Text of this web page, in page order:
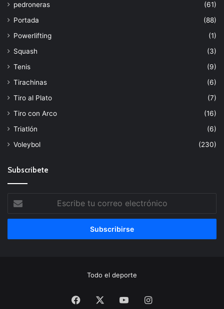
pedroneras
(61)
Portada
(88)
Powerlifting
(1)
Squash
(3)
Tenis
(9)
Tirachinas
(6)
Tiro al Plato
(7)
Tiro con Arco
(16)
Triatlón
(6)
Voleybol
(230)
Subscribete
Escribe
tu
correo
Todo el deporte
Facebook YouTubeInstagram